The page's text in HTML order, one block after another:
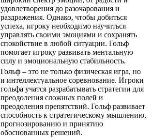
удовлетворения до разочарования и
раздражения. Однако, чтобы добиться
успеха, игроку необходимо научиться
управлять своими эмоциями и сохранять
спокойствие в любой ситуации. Гольф
помогает игроку развивать ментальную
силу и эмоциональную стабильность.
Гольф – это не только физическая игра, но
и интеллектуальное соревнование. Игроки
гольфа учатся разрабатывать стратегии для
преодоления сложных полей и
преодоления препятствий. Гольф развивает
способность к стратегическому мышлению,
прогнозированию и принятию
обоснованных решений.